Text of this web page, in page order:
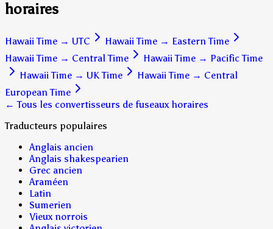
horaires
Hawaii Time → UTC Hawaii Time → Eastern Time
Hawaii Time → Central Time Hawaii Time → Pacific Time
Hawaii Time → UK Time Hawaii Time → Central
European Time
← Tous les convertisseurs de fuseaux horaires
Traducteurs populaires
Anglais ancien
Anglais shakespearien
Grec ancien
Araméen
Latin
Sumerien
Vieux norrois